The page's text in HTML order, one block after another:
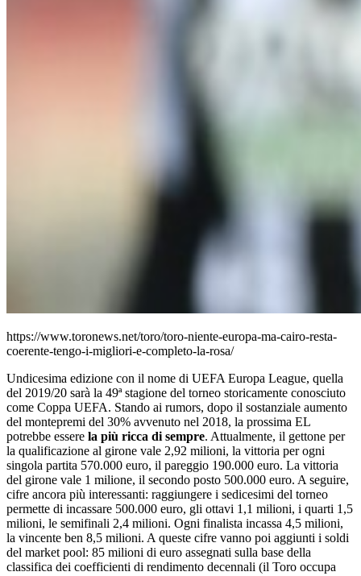
https://www.toronews.net/toro/toro-niente-europa-ma-cairo-resta-
coerente-tengo-i-migliori-e-completo-la-rosa/
Undicesima edizione con il nome di UEFA Europa League, quella
del 2019/20 sarà la 49ª stagione del torneo storicamente conosciuto
come Coppa UEFA. Stando ai rumors, dopo il sostanziale aumento
del montepremi del 30% avvenuto nel 2018, la prossima EL
potrebbe essere la più ricca di sempre. Attualmente, il gettone per
la qualificazione al girone vale 2,92 milioni, la vittoria per ogni
singola partita 570.000 euro, il pareggio 190.000 euro. La vittoria
del girone vale 1 milione, il secondo posto 500.000 euro. A seguire,
cifre ancora più interessanti: raggiungere i sedicesimi del torneo
permette di incassare 500.000 euro, gli ottavi 1,1 milioni, i quarti 1,5
milioni, le semifinali 2,4 milioni. Ogni finalista incassa 4,5 milioni,
la vincente ben 8,5 milioni. A queste cifre vanno poi aggiunti i soldi
del market pool: 85 milioni di euro assegnati sulla base della
classifica dei coefficienti di rendimento decennali (il Toro occupa